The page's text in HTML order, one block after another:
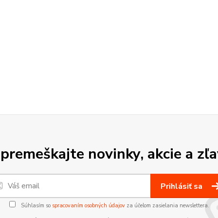
novinky, akcie a
Prihlásiť sa
Súhlasím so spracovaním osobných údajovza účelom zasielania newslettera.